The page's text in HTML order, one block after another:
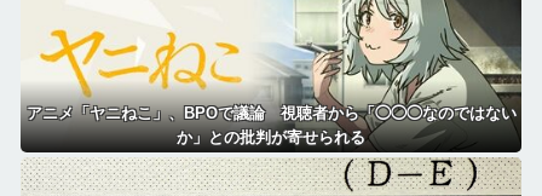
アニメ「ヤニねこ」、BPOで議論 視聴者から「◯◯◯なのではない
か」との批判が寄せられる